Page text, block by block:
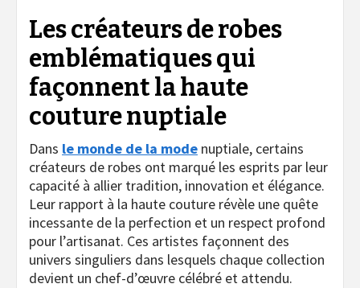
Les créateurs de robes
emblématiques qui
façonnent la haute
couture nuptiale
Dans le monde de la mode nuptiale, certains
créateurs de robes ont marqué les esprits par leur
capacité à allier tradition, innovation et élégance.
Leur rapport à la haute couture révèle une quête
incessante de la perfection et un respect profond
pour l’artisanat. Ces artistes façonnent des
univers singuliers dans lesquels chaque collection
devient un chef-d’œuvre célébré et attendu.